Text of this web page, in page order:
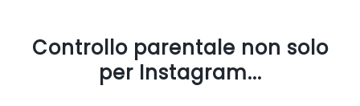
Controllo parentale non solo
per Instagram...